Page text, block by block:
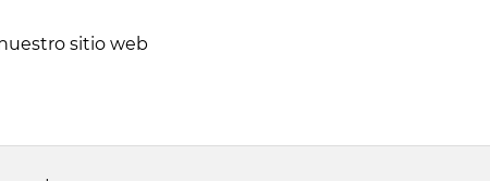
sitio web